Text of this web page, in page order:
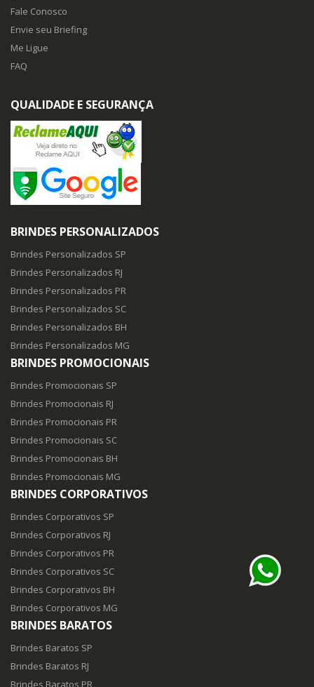
Fale Conosco
Envie seu Briefing
Me Ligue
FAQ
QUALIDADE E SEGURANÇA
BRINDES PERSONALIZADOS
Brindes Personalizados SP
Brindes Personalizados RJ
Brindes Personalizados PR
Brindes Personalizados SC
Brindes Personalizados BH
Brindes Personalizados MG
BRINDES PROMOCIONAIS
Brindes Promocionais SP
Brindes Promocionais RJ
Brindes Promocionais PR
Brindes Promocionais SC
Brindes Promocionais BH
Brindes Promocionais MG
BRINDES CORPORATIVOS
Brindes Corporativos SP
Brindes Corporativos RJ
Brindes Corporativos PR
Brindes Corporativos SC
Brindes Corporativos BH
Brindes Corporativos MG
BRINDES BARATOS
Brindes Baratos SP
Brindes Baratos RJ
Brindes Baratos PR